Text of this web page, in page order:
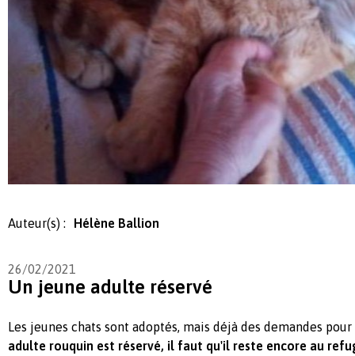
Auteur(s) : Hélène Ballion
26/02/2021
Un jeune adulte réservé
Les jeunes chats sont adoptés, mais déjà des demandes
adulte rouquin est réservé, il faut qu'il reste encore au